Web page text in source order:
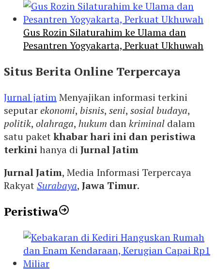
Gus Rozin Silaturahim ke Ulama dan
Pesantren Yogyakarta, Perkuat Ukhuwah
Situs Berita Online Terpercaya
Jurnal jatimMenyajikan informasi terkini
seputarekonomi, bisnis, seni, sosial budaya,
politik, olahraga, hukum dankriminal dalam
satu paketkhabar hari ini dan peristiwa
terkinihanya di Jurnal Jatim
Jurnal Jatim, Media Informasi Terpercaya
RakyatSurabaya, Jawa Timur.
Peristiwa